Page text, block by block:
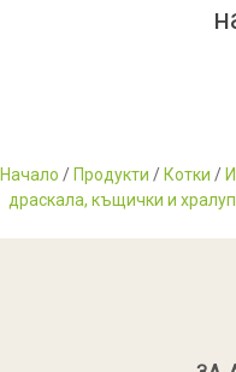
Начало / Продукти / Котки /
драскала, къщички и